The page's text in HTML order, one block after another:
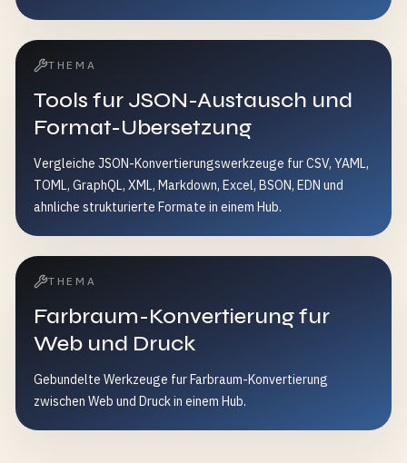
THEMA
Tools fur JSON-Austausch und
Format-Ubersetzung
Vergleiche JSON-Konvertierungswerkzeuge fur CSV, YAML,
TOML, GraphQL, XML, Markdown, Excel, BSON, EDN und
ahnliche strukturierte Formate in einem Hub.
THEMA
Farbraum-Konvertierung fur
Web und Druck
Gebundelte Werkzeuge fur Farbraum-Konvertierung
zwischen Web und Druck in einem Hub.